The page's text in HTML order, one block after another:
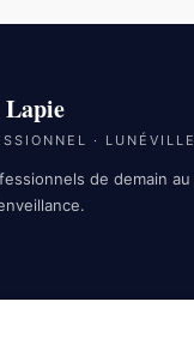
Lapie
· LUNÉVILLE
de demain